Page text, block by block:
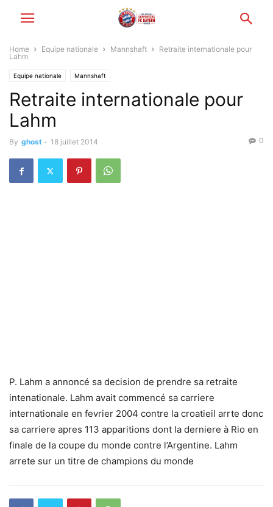
Home Equipe nationale Mannshaft
Retraite internationale pour
Lahm
Equipe nationale Mannshaft
Retraite internationale pour
Lahm
By ghost - 18 juillet 2014 0
P. Lahm a annoncé sa decision de prendre sa retraite
intenationale. Lahm avait commencé sa carriere
internationale en fevrier 2004 contre la croatieil arrte donc
sa carriere apres 113 apparitions dont la derniere à Rio en
finale de la coupe du monde contre l’Argentine. Lahm
arrete sur un titre de champions du monde